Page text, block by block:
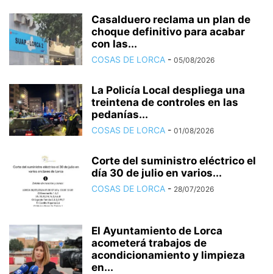
Casalduero reclama un plan de
choque definitivo para acabar
con las...
COSAS DE LORCA - 05/08/2026
La Policía Local despliega una
treintena de controles en las
pedanías...
COSAS DE LORCA - 01/08/2026
Corte del suministro eléctrico el
día 30 de julio en varios...
COSAS DE LORCA - 28/07/2026
El Ayuntamiento de Lorca
acometerá trabajos de
acondicionamiento y limpieza
en...